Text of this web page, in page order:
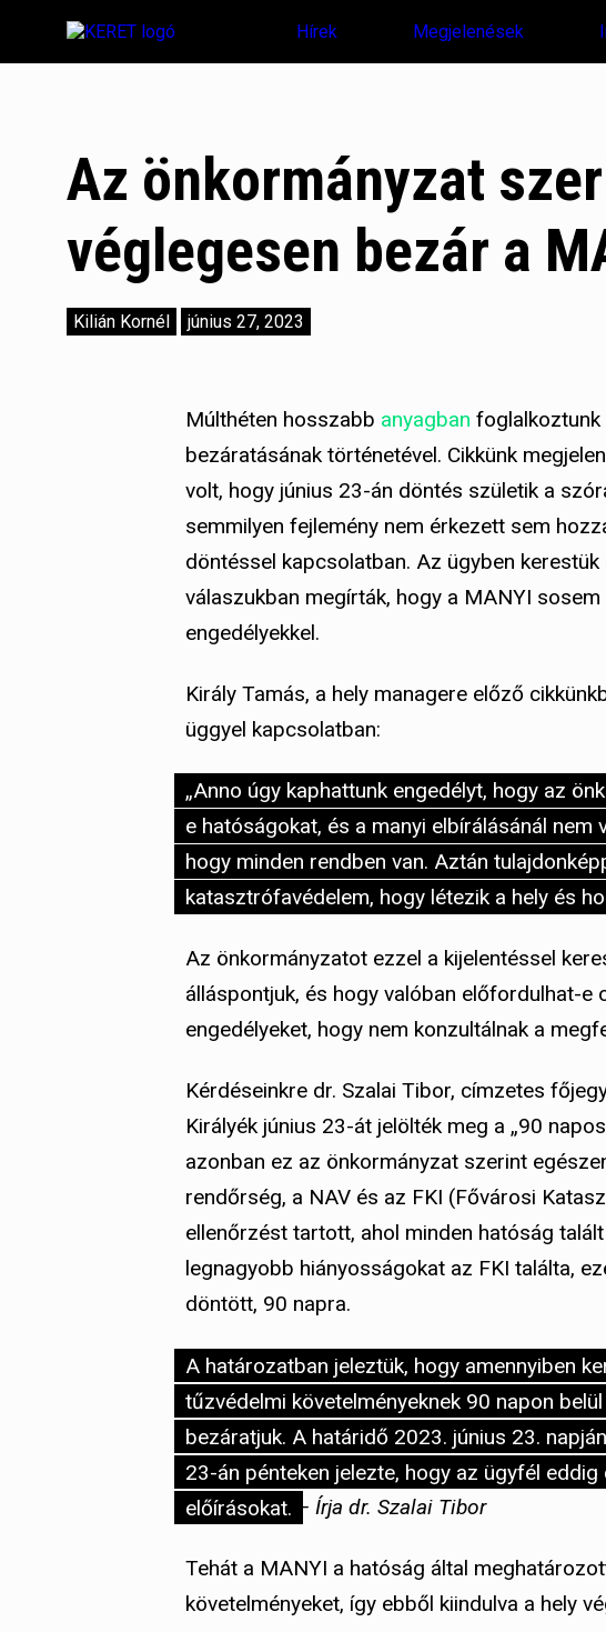
Hírek Megjelenések
Az önkormányzat
véglegesen bezár a
Kilián Kornél június 27, 2023
Múlthéten hosszabb anyagban foglalkoztunk
bezáratásának történetével. Cikkünk
volt, hogy június 23-án döntés születik a
semmilyen fejlemény nem érkezett sem
döntéssel kapcsolatban. Az ügyben
válaszukban megírták, hogy a MANYI
engedélyekkel.
Király Tamás, a hely managere előző
üggyel kapcsolatban:
„Anno úgy kaphattunk engedélyt, hogy az
e hatóságokat, és a manyi elbírálásánál
hogy minden rendben van. Aztán
katasztrófavédelem, hogy létezik a hely és
Az önkormányzatot ezzel a kijelentéssel
álláspontjuk, és hogy valóban előfordulhat-e
engedélyeket, hogy nem konzultálnak a
Kérdéseinkre dr. Szalai Tibor, címzetes
Királyék június 23-át jelölték meg a „90
azonban ez az önkormányzat szerint
rendőrség, a NAV és az FKI (Fővárosi
ellenőrzést tartott, ahol minden hatóság
legnagyobb hiányosságokat az FKI találta,
döntött, 90 napra.
A határozatban jeleztük, hogy amennyiben
tűzvédelmi követelményeknek 90 napon
bezáratjuk. A határidő 2023. június 23.
23-án pénteken jelezte, hogy az ügyfél
előírásokat. – Írja dr. Szalai Tibor
Tehát a MANYI a hatóság által
követelményeket, így ebből kiindulva a hely